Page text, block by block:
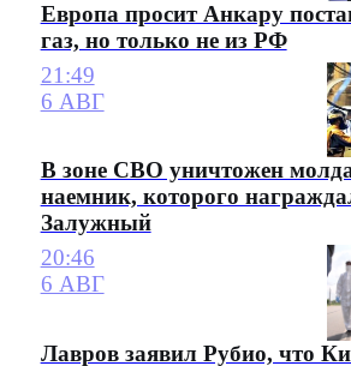
Европа просит Анкару
газ, но только не из РФ
21:49
6 АВГ
В зоне СВО уничтожен
наемник, которого
Залужный
20:46
6 АВГ
Лавров заявил Рубио, что